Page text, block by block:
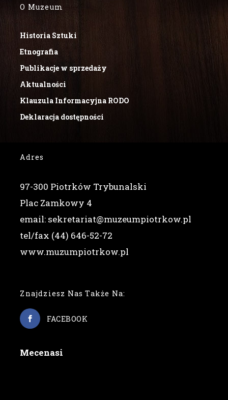
O Muzeum
Historia Sztuki
Etnografia
Publikacje w sprzedaży
Aktualności
Klauzula Informacyjna RODO
Deklaracja dostępności
Adres
97-300 Piotrków Trybunalski
Plac Zamkowy 4
email: sekretariat@muzeumpiotrkow.pl
tel/fax (44) 646-52-72
www.muzumpiotrkow.pl
Znajdziesz Nas Także Na:
FACEBOOK
Mecenasi